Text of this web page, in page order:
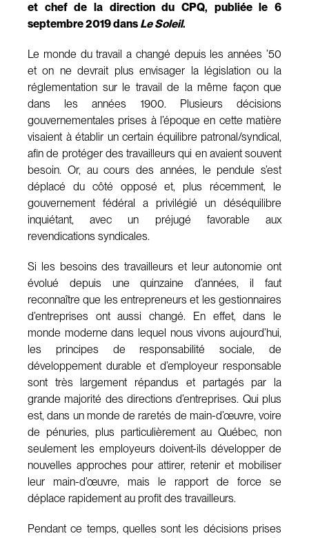
et chef de la direction du CPQ, publiée le 6
septembre 2019 dans Le Soleil.
Le monde du travail a changé depuis les années ’50
et on ne devrait plus envisager la législation ou la
réglementation sur le travail de la même façon que
dans les années 1900. Plusieurs décisions
gouvernementales prises à l’époque en cette matière
visaient à établir un certain équilibre patronal/syndical,
afin de protéger des travailleurs qui en avaient souvent
besoin. Or, au cours des années, le pendule s’est
déplacé du côté opposé et, plus récemment, le
gouvernement fédéral a privilégié un déséquilibre
inquiétant, avec un préjugé favorable aux
revendications syndicales.
Si les besoins des travailleurs et leur autonomie ont
évolué depuis une quinzaine d’années, il faut
reconnaître que les entrepreneurs et les gestionnaires
d’entreprises ont aussi changé. En effet, dans le
monde moderne dans lequel nous vivons aujourd’hui,
les principes de responsabilité sociale, de
développement durable et d’employeur responsable
sont très largement répandus et partagés par la
grande majorité des directions d’entreprises. Qui plus
est, dans un monde de raretés de main-d’œuvre, voire
de pénuries, plus particulièrement au Québec, non
seulement les employeurs doivent-ils développer de
nouvelles approches pour attirer, retenir et mobiliser
leur main-d’œuvre, mais le rapport de force se
déplace rapidement au profit des travailleurs.
Pendant ce temps, quelles sont les décisions prises